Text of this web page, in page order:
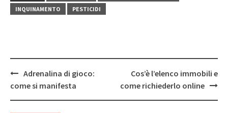
INQUINAMENTO
PESTICIDI
Post
navigation
Adrenalina di gioco:
come si manifesta
Cos’è l’elenco immobili e
come richiederlo online